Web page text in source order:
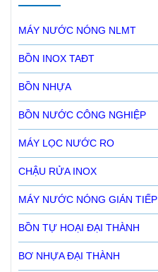
MÁY NƯỚC NÓNG NLMT
BỒN INOX TAĐT
BỒN NHỰA
BỒN NƯỚC CÔNG NGHIỆP
MÁY LỌC NƯỚC RO
CHẬU RỬA INOX
MÁY NƯỚC NÓNG GIÁN TIẾP
BỒN TỰ HOẠI ĐẠI THÀNH
BƠ NHỰA ĐẠI THÀNH